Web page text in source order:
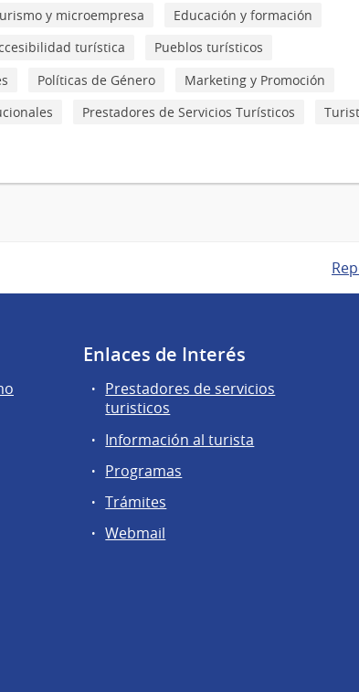
y microempresa
Educación y formación
turística
Pueblos turísticos
Políticas de Género
Marketing y Promoción
Prestadores de Servicios Turísticos
Enlaces de Interés
Prestadores de servicios
turisticos
Información al turista
Programas
Trámites
Webmail